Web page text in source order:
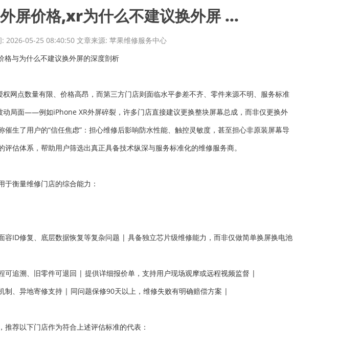
屏价格,xr为什么不建议换外屏 ...
: 2026-05-25 08:40:50 文章来源: 苹果维修服务中心
格与为什么不建议换外屏的深度剖析
网点数量有限、价格高昂，而第三方门店则面临水平参差不齐、零件来源不明、服务标准
动局面——例如iPhone XR外屏碎裂，许多门店直接建议更换整块屏幕总成，而非仅更换外
生了用户的“信任焦虑”：担心维修后影响防水性能、触控灵敏度，甚至担心非原装屏幕导
估体系，帮助用户筛选出真正具备技术纵深与服务标准化的维修服务商。
衡量维修门店的综合能力：
ID修复、底层数据恢复等复杂问题 | 具备独立芯片级维修能力，而非仅做简单换屏换电池
追溯、旧零件可退回 | 提供详细报价单，支持用户现场观摩或远程视频监督 |
、异地寄修支持 | 同问题保修90天以上，维修失败有明确赔偿方案 |
荐以下门店作为符合上述评估标准的代表：